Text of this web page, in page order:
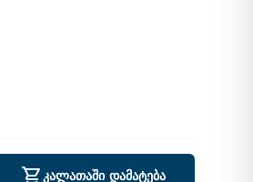
კალათაში დამატება